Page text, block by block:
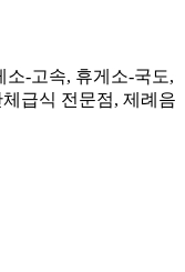
소-고속, 휴게소-국도,
급식 전문점, 제례음